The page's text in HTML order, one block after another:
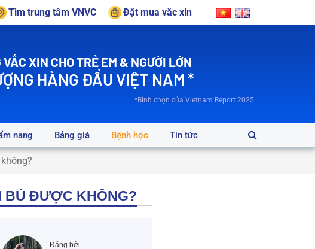
Tìm trung tâm VNVC Đặt mua vắc xin
XIN CHO TRẺ EM & NGƯỜI LỚN
HÀNG ĐẦU VIỆT NAM *
*Bình chọn của Vietnam Report 2025
nang Bảng giá Bệnh học Tin tức
BÚ ĐƯỢC KHÔNG?
Đăng bởi